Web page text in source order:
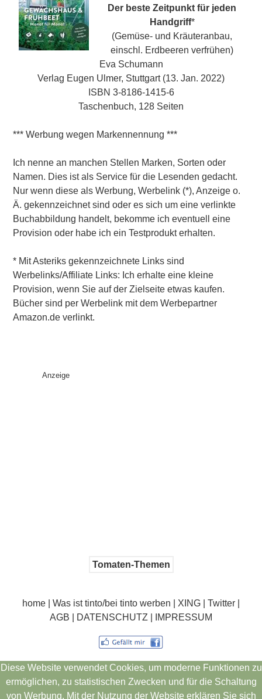
Der beste Zeitpunkt für jeden
Handgriff*
(Gemüse- und Kräuteranbau,
einschl. Erdbeeren verfrühen)
Eva Schumann
Verlag Eugen Ulmer, Stuttgart (13. Jan. 2022)
ISBN 3-8186-1415-6
Taschenbuch, 128 Seiten
*** Werbung wegen Markennennung ***
Ich nenne an manchen Stellen Marken, Sorten oder
Namen. Dies ist als Service für die Lesenden gedacht.
Nur wenn diese als Werbung, Werbelink (*), Anzeige o.
Ä. gekennzeichnet sind oder es sich um eine verlinkte
Buchabbildung handelt, bekomme ich eventuell eine
Provision oder habe ich ein Testprodukt erhalten.
* Mit Asteriks gekennzeichnete Links sind
Werbelinks/Affiliate Links: Ich erhalte eine kleine
Provision, wenn Sie auf der Zielseite etwas kaufen.
Bücher sind per Werbelink mit dem Werbepartner
Amazon.de verlinkt.
Anzeige
Tomaten-Themen
home Was ist tinto/bei tinto werben XING Twitter
AGB
DATENSCHUTZ | IMPRESSUM
Diese Website verwendet Cookies, um moderne Funktionen zu
ermöglichen, zu statistischen Zwecken und für die Schaltung
von Werbung. Mit der Nutzung der Website erklären Sie sich